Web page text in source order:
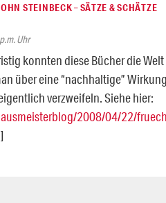
STEINBECK – SÄTZE & SCHÄTZE
Uhr
konnten diese Bücher die
über eine “nachhaltige”
verzweifeln. Siehe hier:
2008/04/22/